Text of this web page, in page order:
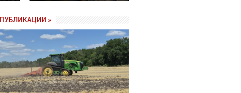
ПУБЛИКАЦИИ »